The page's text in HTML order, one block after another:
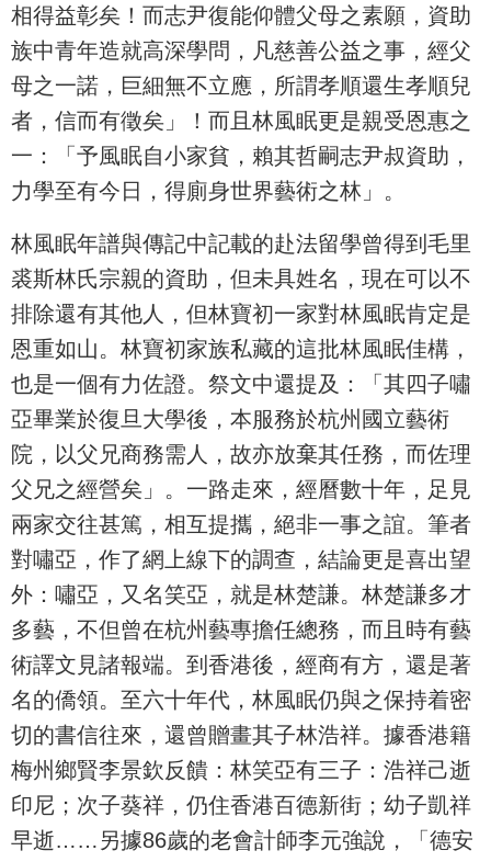
相得益彰矣！而志尹復能仰體父母之素願，資助
族中青年造就高深學問，凡慈善公益之事，經父
母之一諾，巨細無不立應，所謂孝順還生孝順兒
者，信而有徵矣」！而且林風眠更是親受恩惠之
一：「予風眠自小家貧，賴其哲嗣志尹叔資助，
力學至有今日，得廁身世界藝術之林」。
林風眠年譜與傳記中記載的赴法留學曾得到毛里
裘斯林氏宗親的資助，但未具姓名，現在可以不
排除還有其他人，但林寶初一家對林風眠肯定是
恩重如山。林寶初家族私藏的這批林風眠佳構，
也是一個有力佐證。祭文中還提及：「其四子嘯
亞畢業於復旦大學後，本服務於杭州國立藝術
院，以父兄商務需人，故亦放棄其任務，而佐理
父兄之經營矣」。一路走來，經曆數十年，足見
兩家交往甚篤，相互提攜，絕非一事之誼。筆者
對嘯亞，作了網上線下的調查，結論更是喜出望
外：嘯亞，又名笑亞，就是林楚謙。林楚謙多才
多藝，不但曾在杭州藝專擔任總務，而且時有藝
術譯文見諸報端。到香港後，經商有方，還是著
名的僑領。至六十年代，林風眠仍與之保持着密
切的書信往來，還曾贈畫其子林浩祥。據香港籍
梅州鄉賢李景欽反饋：林笑亞有三子：浩祥己逝
印尼；次子葵祥，仍住香港百德新街；幼子凱祥
早逝……另據86歲的老會計師李元強說，「德安